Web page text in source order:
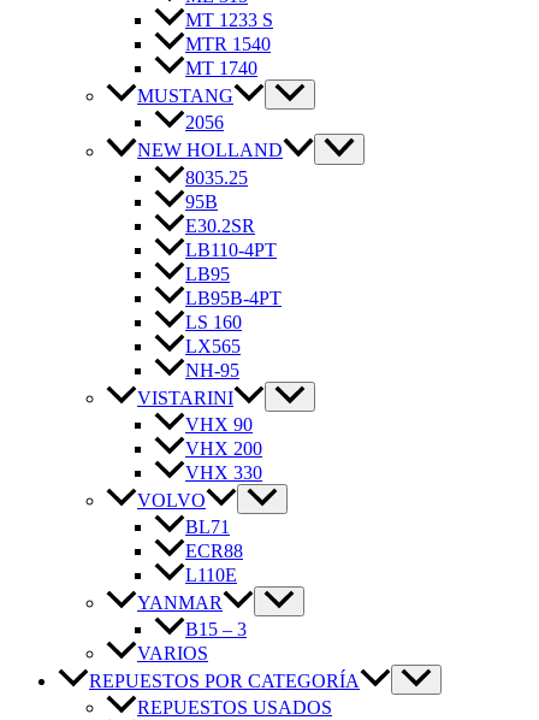
MT 1233 S
MTR 1540
MT 1740
MUSTANG
2056
NEW HOLLAND
8035.25
95B
E30.2SR
LB110-4PT
LB95
LB95B-4PT
LS 160
LX565
NH-95
VISTARINI
VHX 90
VHX 200
VHX 330
VOLVO
BL71
ECR88
L110E
YANMAR
B15 – 3
VARIOS
REPUESTOS POR CATEGORÍA
REPUESTOS USADOS